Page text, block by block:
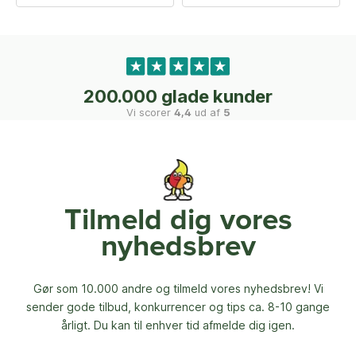
200.000 glade kunder
Vi scorer 4,4 ud af 5
Tilmeld dig vores
nyhedsbrev
Gør som 10.000 andre og tilmeld vores nyhedsbrev! Vi
sender gode tilbud, konkurrencer og tips ca. 8-10 gange
årligt. Du kan til enhver tid afmelde dig igen.